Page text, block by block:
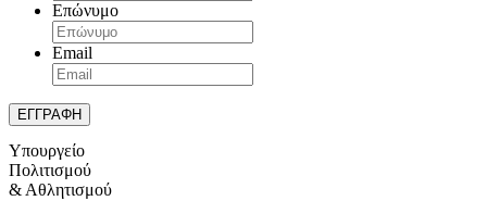
Επώνυμο
Email
Υπουργείο
Πολιτισμού
& Αθλητισμού